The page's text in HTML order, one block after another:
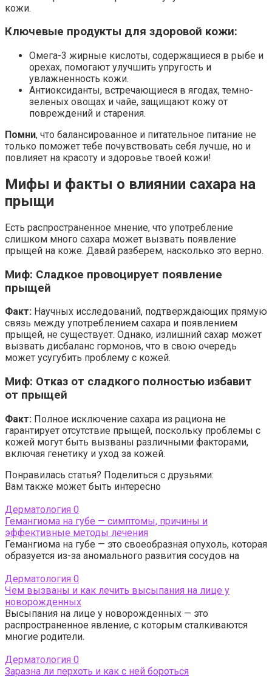
кожи.
Ключевые продукты для здоровой кожи:
Омега-3 жирные кислоты, содержащиеся в рыбе и
орехах, помогают улучшить упругость и
увлажненность кожи.
Антиоксиданты, встречающиеся в ягодах, темно-
зеленых овощах и чайе, защищают кожу от
повреждений и старения.
Помни, что балансированное и питательное питание не
только поможет тебе почувствовать себя лучше, но и
повлияет на красоту и здоровье твоей кожи!
Мифы и факты о влиянии сахара на
прыщи
Есть распространенное мнение, что употребление
слишком много сахара может вызвать появление
прыщей на коже. Давай разберем, насколько это верно.
Миф: Сладкое провоцирует появление
прыщей
Факт: Научных исследований, подтверждающих прямую
связь между употреблением сахара и появлением
прыщей, не существует. Однако, излишний сахар может
вызвать дисбаланс гормонов, что в свою очередь
может усугубить проблему с кожей.
Миф: Отказ от сладкого полностью избавит
от прыщей
Факт: Полное исключение сахара из рациона не
гарантирует отсутствие прыщей, поскольку проблемы с
кожей могут быть вызваны различными факторами,
включая генетику и уход за кожей.
Понравилась статья? Поделиться с друзьями:
Вам также может быть интересно
Дерматология 0
Гемангиома на губе — симптомы, причины и
эффективные методы лечения
Гемангиома на губе — это своеобразная опухоль, которая
образуется из-за аномального развития сосудов на
Дерматология 0
Чем вызваны и как лечить высыпания на лице у
новорожденных
Высыпания на лице у новорожденных — это
распространенное явление, с которым сталкиваются
многие родители.
Дерматология 0
Заразна ли перхоть и как с ней бороться